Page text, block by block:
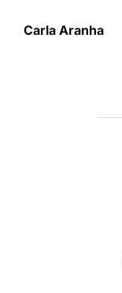
Carla Aranha